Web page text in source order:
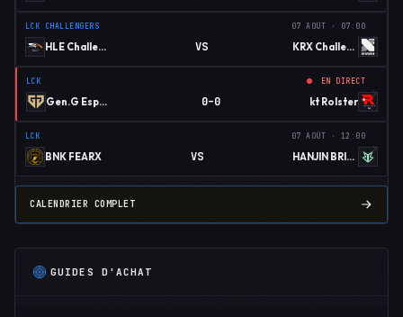
LCK CHALLENGERS 07 AOÛT · 07:00
HLE Challengers VS KRX Challengers
LCK EN DIRECT
Gen.G Esports 0–0 kt Rolster
LCK 07 AOÛT · 12:00
BNK FEARX VS HANJIN BRION
CALENDRIER COMPLET
GUIDES D'ACHAT